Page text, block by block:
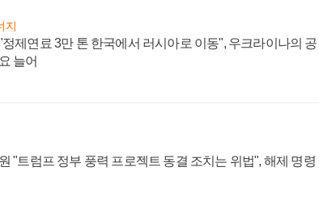
지
정제연료 3만 톤 한국에서 러시아로 이동", 우크라이나의 공
늘어
"트럼프 정부 풍력 프로젝트 동결 조치는 위법", 해제 명령